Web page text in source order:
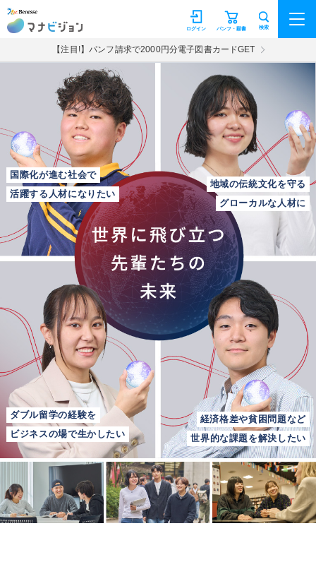
マナビジョン パンフ・願書
ログイン 検索
【注目!】パンフ請求で2000円分電子図書カードGET
国際化が進む社会で
活躍する人材になりたい
地域の伝統文化を守る
グローカルな人材に
ダブル留学の経験を
ビジネスの場で生かしたい
経済格差や貧困問題など
世界的な課題を解決したい